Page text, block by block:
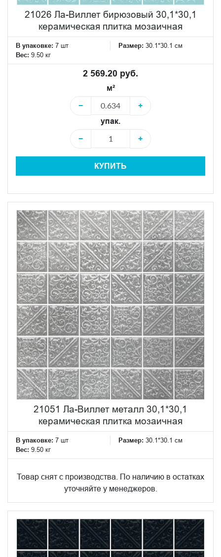
21026 Ла-Виллет бирюзовый 30,1*30,1
керамическая плитка мозаичная
В упаковке: 7 шт Размер: 30.1*30.1 см
Вес: 9.50 кг
2 569.20 руб.
м²
−
+
упак.
−
+
КУПИТЬ
21051 Ла-Виллет металл 30,1*30,1
керамическая плитка мозаичная
В упаковке: 7 шт Размер: 30.1*30.1 см
Вес: 9.50 кг
Товар снят с производства. По наличию в остатках
уточняйте у менеджеров.